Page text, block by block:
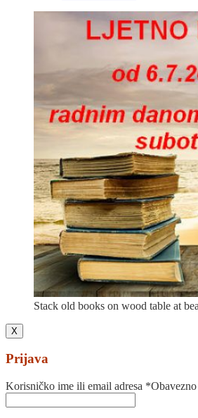
Stack old books on wood table at
X
Prijava
Korisničko ime ili email adresa *Obavezno